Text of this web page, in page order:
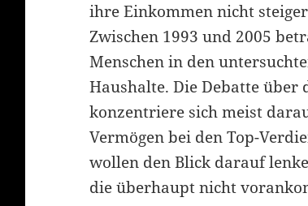
ihre Einkommen nicht
Zwischen 1993 und 2005
Menschen in den
Haushalte. Die Debatte über
konzentriere sich meist
Vermögen bei den Top-
wollen den Blick darauf
die überhaupt nicht